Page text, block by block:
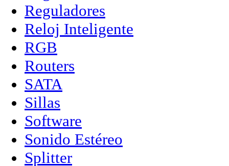
Reguladores
Reloj Inteligente
RGB
Routers
SATA
Sillas
Software
Sonido Estéreo
Splitter